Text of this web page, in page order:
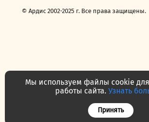
© Ардис 2002-2025 г. Все права защищены.
Договор — публичная
Часто задаваемые вопросы
Мы используем файлы cookie
работы сайта. Узнать
Принять